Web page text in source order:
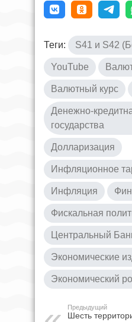
Теги: S41 и S42
YouTube
Валютный курс
Денежно-
государства
Долларизация
Инфляционное
Инфляция
Фискальная
Центральный
Экономические
Экономический
Предыдущий
Шесть